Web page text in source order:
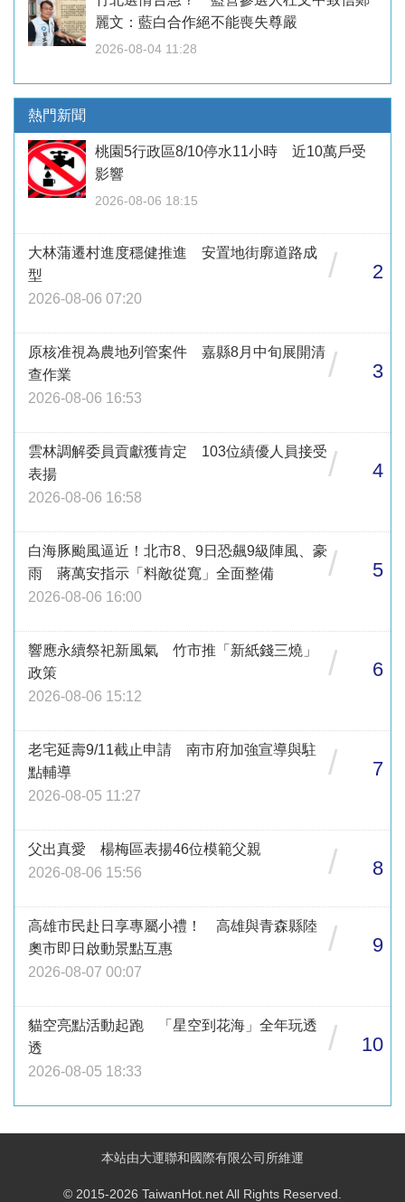
麗文：藍白合作絕不能喪失尊嚴
2026-08-04 11:28
熱門新聞
桃園5行政區8/10停水11小時 近10萬戶受
影響
2026-08-06 18:15
大林蒲遷村進度穩健推進 安置地街廓道路成
型
2026-08-06 07:20
/ 2
原核准視為農地列管案件 嘉縣8月中旬展開清
查作業
2026-08-06 16:53
/ 3
雲林調解委員貢獻獲肯定 103位績優人員接受
表揚
2026-08-06 16:58
/ 4
白海豚颱風逼近！北市8、9日恐飆9級陣風、豪
雨 蔣萬安指示「料敵從寬」全面整備
2026-08-06 16:00
/ 5
響應永續祭祀新風氣 竹市推「新紙錢三燒」
政策
2026-08-06 15:12
/ 6
老宅延壽9/11截止申請 南市府加強宣導與駐
點輔導
2026-08-05 11:27
/ 7
父出真愛 楊梅區表揚46位模範父親
2026-08-06 15:56
/ 8
高雄市民赴日享專屬小禮！ 高雄與青森縣陸
奧市即日啟動景點互惠
2026-08-07 00:07
/ 9
貓空亮點活動起跑 「星空到花海」全年玩透
透
2026-08-05 18:33
/ 10
本站由大運聯和國際有限公司所維運
© 2015-2026 TaiwanHot.net All Rights Reserved.